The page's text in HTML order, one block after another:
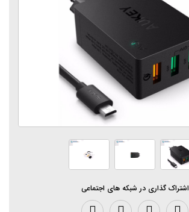
اشتراک گذاری در شبکه های اجتماعی